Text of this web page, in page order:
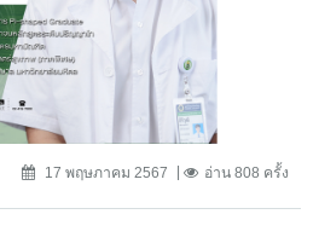
17 พฤษภาคม 2567 อ่าน 808 ครั้ง